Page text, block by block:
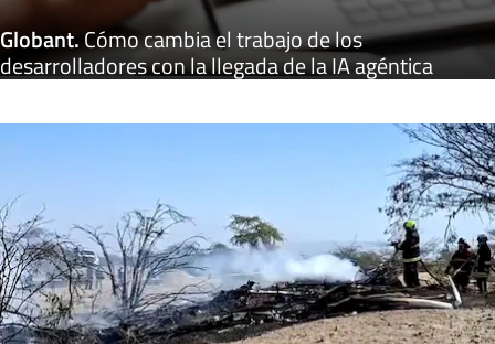
Globant.Cómo cambia el trabajo de los
desarrolladores con la llegada de la IA agéntica